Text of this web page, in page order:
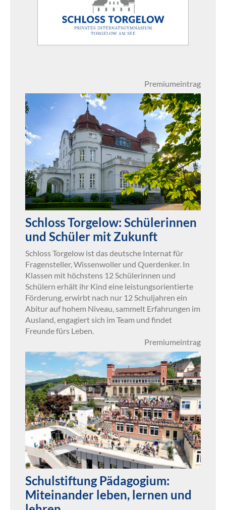
Premiumeintrag
Schloss Torgelow: Schülerinnen
und Schüler mit Zukunft
Schloss Torgelow ist das deutsche Internat für
Fragensteller, Wissenwoller und Querdenker. In
Klassen mit höchstens 12 Schülerinnen und
Schülern erhält ihr Kind eine leistungsorientierte
Förderung, erwirbt nach nur 12 Schuljahren ein
Abitur auf hohem Niveau, sammelt Erfahrungen im
Ausland, engagiert sich im Team und findet
Freunde fürs Leben.
Premiumeintrag
Schulstiftung Pädagogium:
Miteinander leben, lernen und